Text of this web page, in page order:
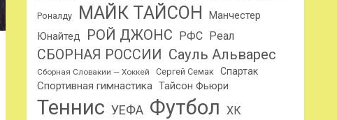
Роналду МАЙК ТАЙСОН
Манчестер
Юнайтед
РОЙ ДЖОНС РФС Реал
СБОРНАЯ РОССИИ Сауль Альварес
Сборная Словакии — Хоккей Сергей Семак Спартак
Спортивная гимнастика Тайсон Фьюри
Теннис УЕФА Футбол ХК